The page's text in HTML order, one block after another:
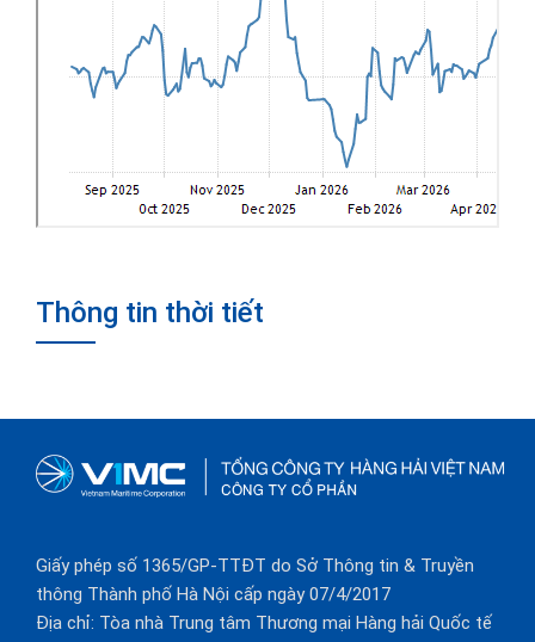
Thông tin thời tiết
Giấy phép số 1365/GP-TTĐT do Sở Thông tin & Truyền
thông Thành phố Hà Nội cấp ngày 07/4/2017
Địa chỉ: Tòa nhà Trung tâm Thương mại Hàng hải Quốc tế